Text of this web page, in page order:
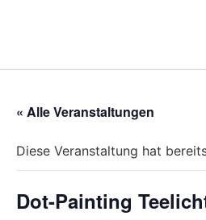
« Alle Veranstaltungen
Diese Veranstaltung hat
Dot-Painting